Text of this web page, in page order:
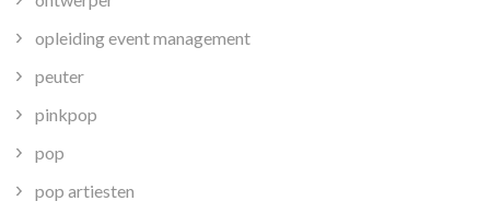
opleiding event management
peuter
pinkpop
pop
pop artiesten